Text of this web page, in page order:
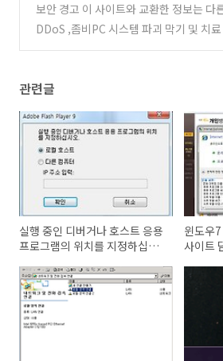
보안 경고 이 사이트와 교환한 정보는 다
이 보거나 변경할 수 없습니다
(13)
DDoS ,좀비PC 시스템 파괴 막기 및 치
관련글
실행 중인 디버거나 호스트 응용
프로그램의 위치를 지정하십시
윈도우
사이트